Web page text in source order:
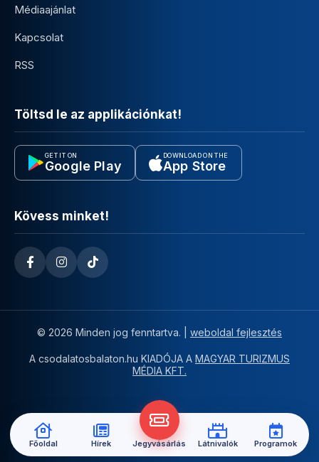
Médiaajánlat
Kapcsolat
RSS
Töltsd le az applikációnkat!
GET IT ON
Google Play
DOWNLOAD ON THE
App Store
Kövess minket!
© 2026 Minden jog fenntartva. | weboldal fejlesztés
A csodalatosbalaton.hu KIADÓJA A MAGYAR TURIZMUS
MÉDIA KFT.
Főoldal Hírek Jegyvásárlás Látnivalók Programok